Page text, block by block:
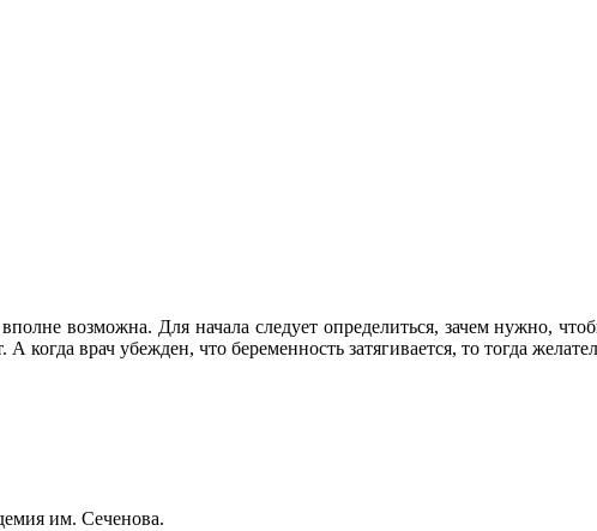
возможна. Для начала следует определиться, зачем нужно,
А когда врач убежден, что беременность затягивается, то тогда
им. Сеченова.